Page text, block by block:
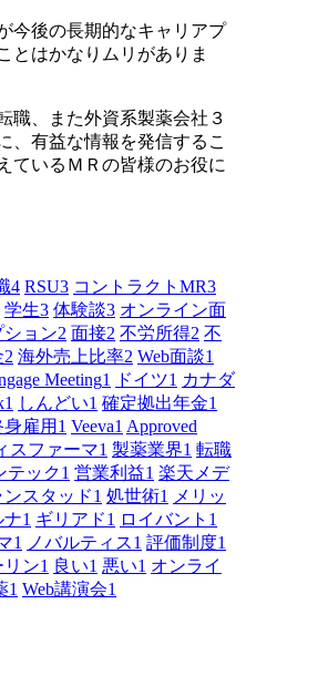
今後の長期的なキャリアプ
とはかなりムリがありま
職、また外資系製薬会社３
、有益な情報を発信するこ
ているＭＲの皆様のお役に
4 RSU3 コントラクトMR3
学生3 体験談3 オンライン面
ション2 面接2 不労所得2 不
2 海外売上比率2 Web面談1
Meeting1 ドイツ1 カナダ
1 しんどい1 確定拠出年金1
身雇用 1 Veeva1 Approved
スファーマ1 製薬業界1 転職
テック1 営業利益1 楽天メデ
ンスタッド1 処世術1
メリッ
ナ1 ギリアド1 ロイバント 1
1 ノバルティス1 評価制度1
リン1 良い1 悪い1 オンライ
1 Web講演会1